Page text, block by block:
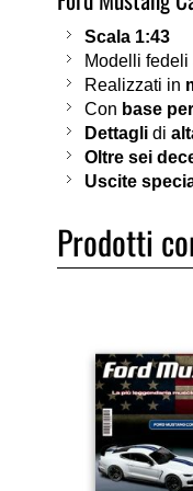
Scala 1:43
Modelli
Realizzati in
Con base
Dettagli di
Oltre sei
Uscite
Prodotti